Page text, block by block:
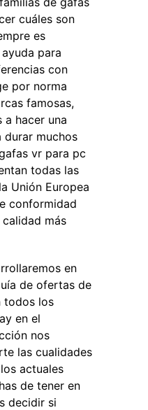
cuáles son
es
para
con
por norma
famosas,
a hacer una
durar muchos
vr para pc
todas las
Unión Europea
conformidad
más
en
de ofertas de
todos los
en el
nos
las cualidades
actuales
de tener en
decidir si